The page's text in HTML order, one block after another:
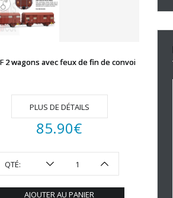
2 wagons avec feux de fin de convoi
PLUS DE DÉTAILS
85.90€
QTÉ:
AJOUTER AU PANIER